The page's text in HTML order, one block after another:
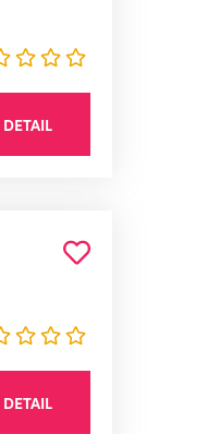
DETAIL
DETAIL